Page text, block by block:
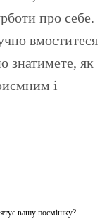
про себе.
вмоститеся
знатимете, як
і
вашу посмішку?